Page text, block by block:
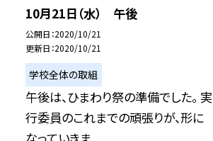
10月21日（水） 午後
公開日 2020/10/21
更新日 2020/10/21
学校全体の取組
午後は、ひまわり祭の準備でした。 実
行委員のこれまでの頑張りが、形に